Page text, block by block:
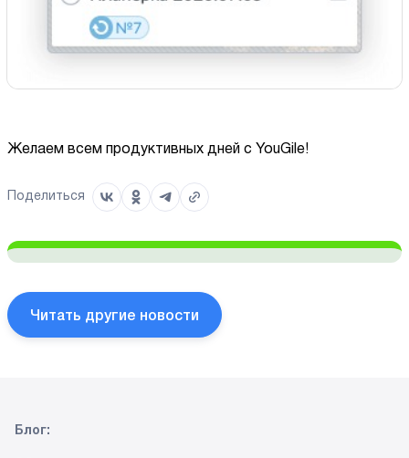
Желаем всем продуктивных дней с YouGile!
Поделиться
Читать другие новости
Блог: